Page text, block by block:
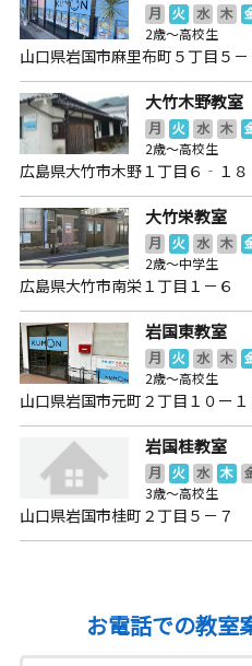
月 火 水 木
2歳～高校生
山口県岩国市麻里布町５丁目５－
大竹木野教室
月 火 水 木
2歳～高校生
広島県大竹市木野１丁目６‐１８
大竹栄教室
月 火 水 木
2歳～中学生
広島県大竹市南栄１丁目１－６
岩国東教室
月 火 水 木
2歳～高校生
山口県岩国市元町２丁目１０ー１
岩国桂教室
月 火 水 木
3歳～高校生
山口県岩国市桂町２丁目５－７
お電話での教室